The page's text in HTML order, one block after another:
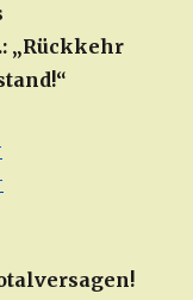
„Rückkehr